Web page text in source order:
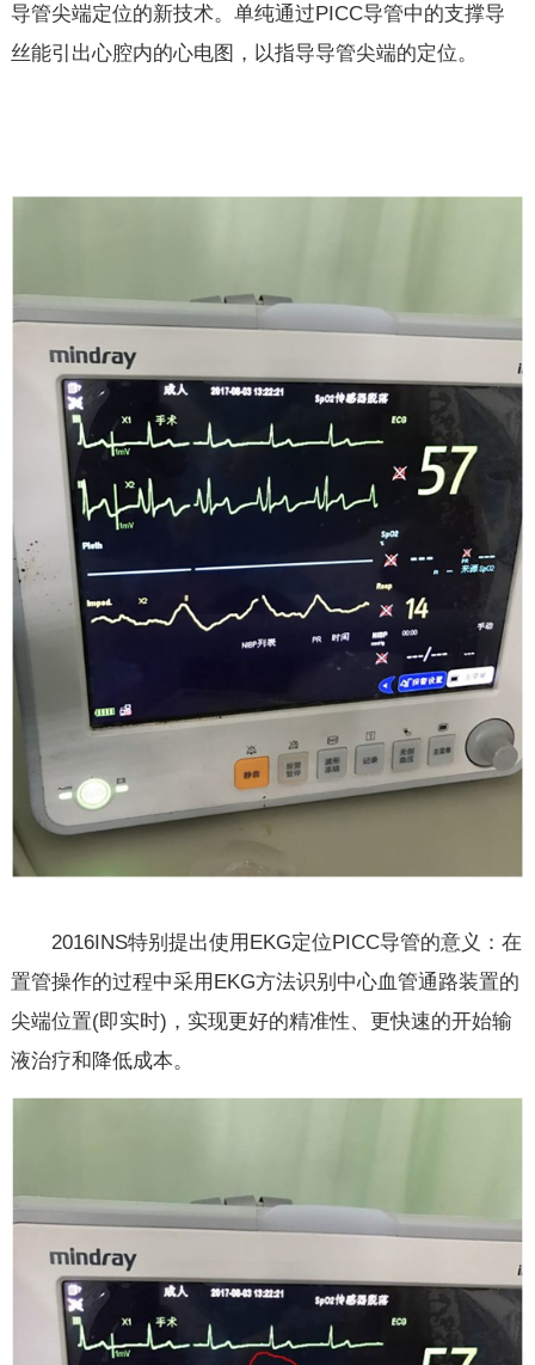
导管尖端定位的新技术。单纯通过PICC导管中的支撑导
丝能引出心腔内的心电图，以指导导管尖端的定位。
2016INS特别提出使用EKG定位PICC导管的意义：在
置管操作的过程中采用EKG方法识别中心血管通路装置的
尖端位置(即实时)，实现更好的精准性、更快速的开始输
液治疗和降低成本。